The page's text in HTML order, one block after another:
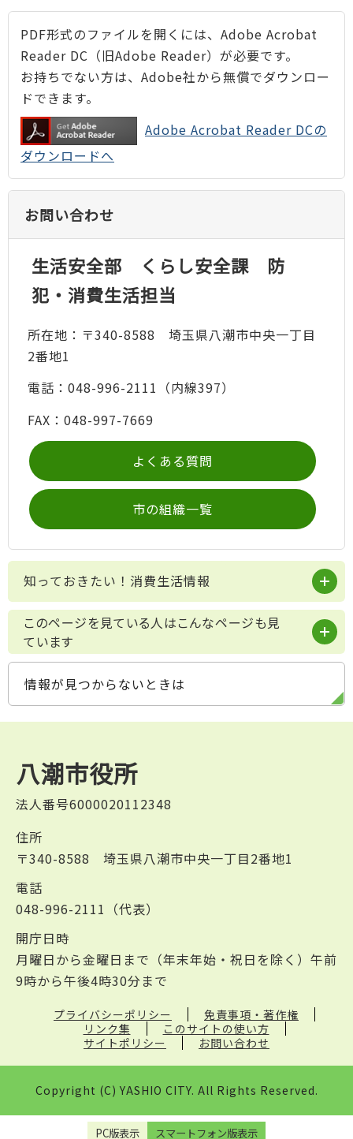
PDF形式のファイルを開くには、Adobe Acrobat
Reader DC（旧Adobe Reader）が必要です。
お持ちでない方は、Adobe社から無償でダウンロー
ドできます。
Adobe Acrobat Reader DCの
ダウンロードへ
お問い合わせ
生活安全部 くらし安全課 防
犯・消費生活担当
所在地：〒340-8588 埼玉県八潮市中央一丁目
2番地1
電話：048-996-2111（内線397）
FAX：048-997-7669
よくある質問
市の組織一覧
知っておきたい！消費生活情報
このページを見ている人はこんなページも見
ています
情報が見つからないときは
八潮市役所
法人番号6000020112348
住所
〒340-8588 埼玉県八潮市中央一丁目2番地1
電話
048-996-2111（代表）
開庁日時
月曜日から金曜日まで（年末年始・祝日を除く）午前
9時から午後4時30分まで
プライバシーポリシー
免責事項・著作権
リンク集
このサイトの使い方
サイトポリシー
お問い合わせ
Copyright (C) YASHIO CITY. All Rights Reserved.
PC版表示 スマートフォン版表示